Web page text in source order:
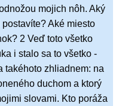
mojich nôh. Aký
Aké miesto
2 Veď toto všetko
i stalo sa to všetko -
takéhoto zhliadnem: na
duchom a ktorý
slovami. Kto poráža